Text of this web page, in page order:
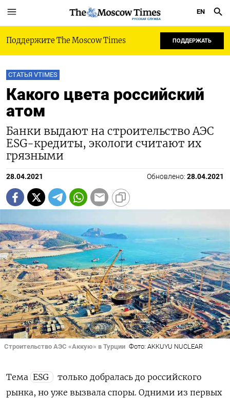
РУССКАЯ СЛУЖБА
EN
Поддержите The Moscow Times ПОДДЕРЖАТЬ
СТАТЬЯ VTIMES
Какого цвета российский
атом
Банки выдают на строительство АЭС
ESG-кредиты, экологи считают их
грязными
28.04.2021 Обновлено: 28.04.2021
Строительство АЭС «Аккую» в Турции Фото: AKKUYU NUCLEAR
Тема ESG только добралась до российского
рынка, но уже вызвала споры. Одними из первых